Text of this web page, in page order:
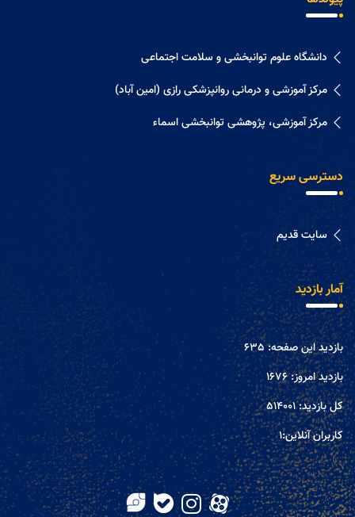
دانشگاه علوم توانبخشی و سلامت اجتماعی
مرکز آموزشی و درمانی روانپزشکی رازی (امین آباد)
مرکز آموزشی، پژوهشی توانبخشی اسماء
دسترسی سریع
سایت قدیم
آمار بازدید
بازدید این صفحه:635
بازدید امروز:1676
کل بازدید:514001
کاربران آنلاین:1